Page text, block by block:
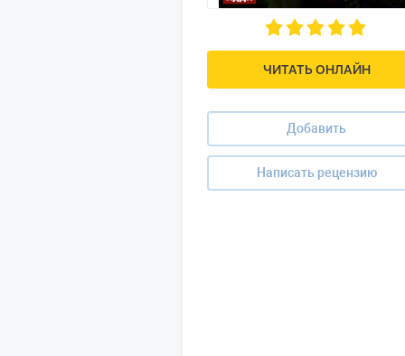
ЧИТАТЬ ОНЛАЙН
Добавить
Написать рецензию